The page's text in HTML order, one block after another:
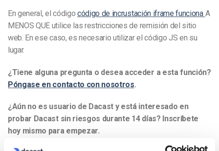
En general, el código código de incrustación iframe funciona A
MENOS QUE utilice las restricciones de remisión del sitio
web. En ese caso, es necesario utilizar el código JS en su
lugar.
¿Tiene alguna pregunta o desea acceder a esta función?
Póngase en contacto con nosotros.
¿Aún no es usuario de Dacast y está interesado en
probar Dacast sin riesgos durante 14 días? Inscríbete
hoy mismo para empezar.